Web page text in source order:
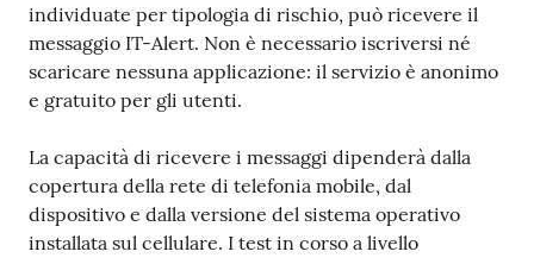
individuate per tipologia di rischio, può ricevere il
messaggio IT-Alert. Non è necessario iscriversi né
scaricare nessuna applicazione: il servizio è anonimo
e gratuito per gli utenti.
La capacità di ricevere i messaggi dipenderà dalla
copertura della rete di telefonia mobile, dal
dispositivo e dalla versione del sistema operativo
installata sul cellulare. I test in corso a livello